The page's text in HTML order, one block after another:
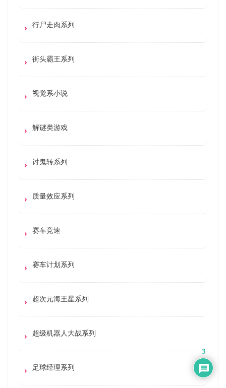
行尸走肉系列
街头霸王系列
视觉系小说
解谜类游戏
讨鬼转系列
质量效应系列
赛车竞速
赛车计划系列
超次元海王星系列
超级机器人大战系列
足球经理系列
3